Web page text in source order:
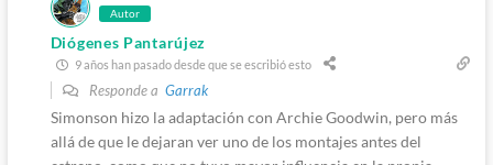
Autor
Diógenes Pantarújez
9 años han pasado desde que se escribió esto
Responde a Garrak
Simonson hizo la adaptación con Archie Goodwin, pero más
allá de que le dejaran ver uno de los montajes antes del